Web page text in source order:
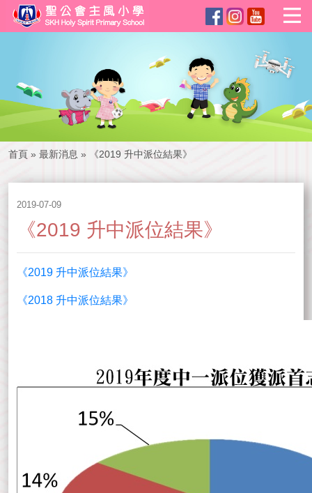
首頁 » 最新消息 » 《2019 升中派位結果》
2019-07-09
《2019 升中派位結果》
《2019 升中派位結果》
《2018 升中派位結果》